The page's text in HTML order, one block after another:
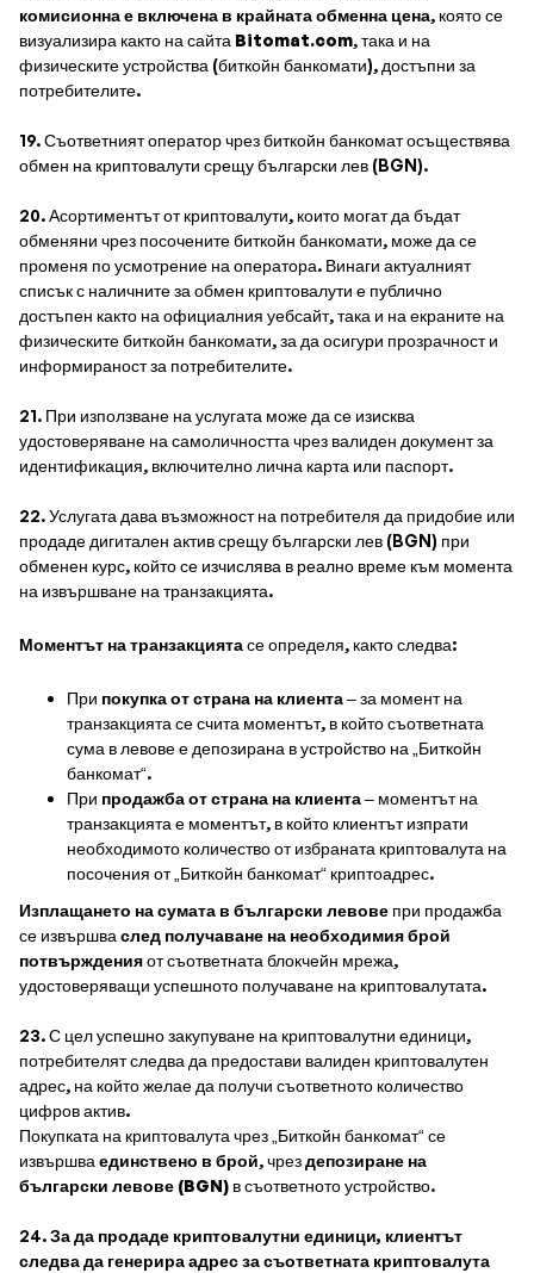
комисионна е включена в крайната обменна цена, която се
визуализира както на сайта Bitomat.com, така и на
физическите устройства (биткойн банкомати), достъпни за
потребителите.
19. Съответният оператор чрез биткойн банкомат осъществява
обмен на криптовалути срещу български лев (BGN).
20. Асортиментът от криптовалути, които могат да бъдат
обменяни чрез посочените биткойн банкомати, може да се
променя по усмотрение на оператора. Винаги актуалният
списък с наличните за обмен криптовалути е публично
достъпен както на официалния уебсайт, така и на екраните на
физическите биткойн банкомати, за да осигури прозрачност и
информираност за потребителите.
21. При използване на услугата може да се изисква
удостоверяване на самоличността чрез валиден документ за
идентификация, включително лична карта или паспорт.
22. Услугата дава възможност на потребителя да придобие или
продаде дигитален актив срещу български лев (BGN) при
обменен курс, който се изчислява в реално време към момента
на извършване на транзакцията.
Моментът на транзакциятасе определя, както следва:
При покупка от страна на клиента– за момент на
транзакцията се счита моментът, в който съответната
сума в левове е депозирана в устройство на „Биткойн
банкомат“.
При продажба от страна на клиента– моментът на
транзакцията е моментът, в който клиентът изпрати
необходимото количество от избраната криптовалута на
посочения от „Биткойн банкомат“ криптоадрес.
Изплащането на сумата в български левове при продажба
се извършва след получаване на необходимия брой
потвържденияот съответната блокчейн мрежа,
удостоверяващи успешното получаване на криптовалутата.
23. С цел успешно закупуване на криптовалутни единици,
потребителят следва да предостави валиден криптовалутен
адрес, на който желае да получи съответното количество
цифров актив.
Покупката на криптовалута чрез „Биткойн банкомат“ се
извършва единствено в брой, чрездепозиране на
български левове (BGN) в съответното устройство.
24.За да продаде криптовалутни единици, клиентът
следва да генерира адрес за съответната криптовалута